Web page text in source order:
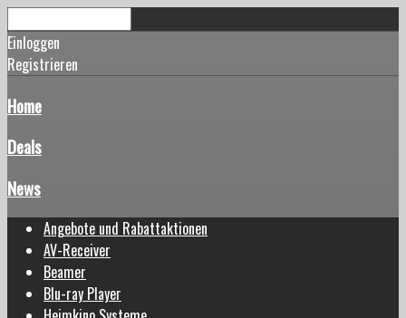
Einloggen
Registrieren
Home
Deals
News
Angebote und Rabattaktionen
AV-Receiver
Beamer
Blu-ray Player